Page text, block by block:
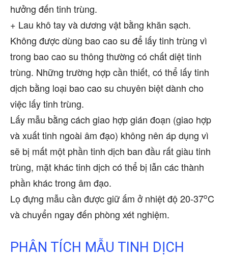
hưởng đến tinh trùng.
+ Lau khô tay và dương vật bằng khăn sạch.
Không được dùng bao cao su để lấy tinh trùng vì
trong bao cao su thông thường có chất diệt tinh
trùng. Những trường hợp cần thiết, có thể lấy tinh
dịch bằng loại bao cao su chuyên biệt dành cho
việc lấy tinh trùng.
Lấy mẫu bằng cách giao hợp gián đoạn (giao hợp
và xuất tinh ngoài âm đạo) không nên áp dụng vì
sẽ bị mất một phần tinh dịch ban đầu rất giàu tinh
trùng, mặt khác tinh dịch có thể bị lẫn các thành
phần khác trong âm đạo.
Lọ đựng mẫu cần được giữ ấm ở nhiệt độ 20-37oC
và chuyển ngay đến phòng xét nghiệm.
PHÂN TÍCH MẪU TINH DỊCH